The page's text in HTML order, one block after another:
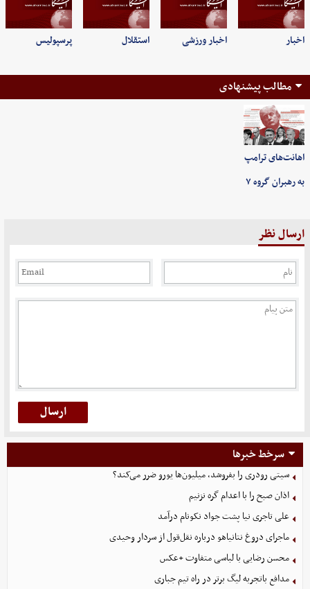
اخبار اخبار ورزشی استقلال پرسپولیس
مطالب پیشنهادی
اهانت‌های ترامپ
به رهبران گروه ۷
ارسال نظر
سرخط خبرها
سیتی رودری را بفروشد، میلیون‌ها یورو ضرر می‌کند؟
اذان صبح را با اعدام گره نزنیم
علی تاجری‌ نیا پشت جواد نکونام درآمد
ماجرای دروغ نتانیاهو درباره نقل‌قول از سردار وحیدی
محسن رضایی با لباسی متفاوت +عکس
مدافع باتجربه لیگ برتر در راه تیم جباری